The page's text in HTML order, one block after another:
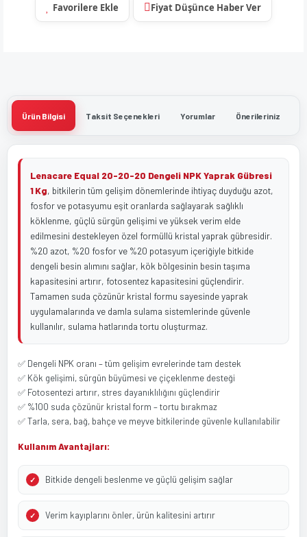
Fiyat Düşünce Haber Ver
Ürün Bilgisi Taksit Seçenekleri Yorumlar Önerileriniz
Lenacare Equal 20-20-20 Dengeli NPK Yaprak Gübresi
1 Kg, bitkilerin tüm gelişim dönemlerinde ihtiyaç duyduğu azot,
fosfor ve potasyumu eşit oranlarda sağlayarak sağlıklı
köklenme, güçlü sürgün gelişimi ve yüksek verim elde
edilmesini destekleyen özel formüllü kristal yaprak gübresidir.
%20 azot, %20 fosfor ve %20 potasyum içeriğiyle bitkide
dengeli besin alımını sağlar, kök bölgesinin besin taşıma
kapasitesini artırır, fotosentez kapasitesini güçlendirir.
Tamamen suda çözünür kristal formu sayesinde yaprak
uygulamalarında ve damla sulama sistemlerinde güvenle
kullanılır, sulama hatlarında tortu oluşturmaz.
✅ Dengeli NPK oranı – tüm gelişim evrelerinde tam destek
✅ Kök gelişimi, sürgün büyümesi ve çiçeklenme desteği
✅ Fotosentezi artırır, stres dayanıklılığını güçlendirir
✅ %100 suda çözünür kristal form – tortu bırakmaz
✅ Tarla, sera, bağ, bahçe ve meyve bitkilerinde güvenle kullanılabilir
Kullanım Avantajları:
Bitkide dengeli beslenme ve güçlü gelişim sağlar
Verim kayıplarını önler, ürün kalitesini artırır